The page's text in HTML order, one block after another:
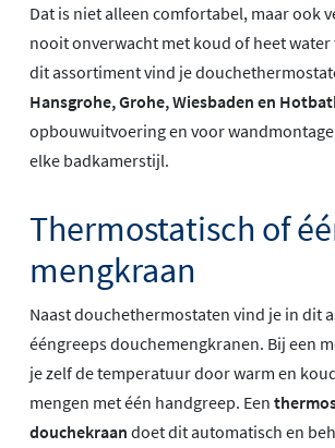
Dat is niet alleen comfortabel, maar ook
nooit onverwacht met koud of heet
dit assortiment vind je
Hansgrohe, Grohe, Wiesbaden en
opbouwuitvoering en voor
elke badkamerstijl.
Thermostatisch of
mengkraan
Naast douchethermostaten vind je in dit
ééngreeps douchemengkranen. Bij een
je zelf de temperatuur door warm en
mengen met één handgreep. Een
douchekraan doet dit automatisch en